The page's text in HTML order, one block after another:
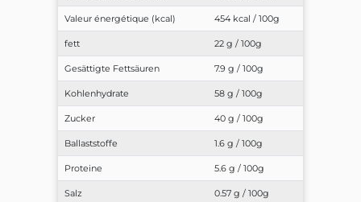
Valeur énergétique (kcal) 454 kcal / 100g
fett 22 g / 100g
Gesättigte Fettsäuren 7.9 g / 100g
Kohlenhydrate 58 g / 100g
Zucker 40 g / 100g
Ballaststoffe 1.6 g / 100g
Proteine 5.6 g / 100g
Salz 0.57 g / 100g